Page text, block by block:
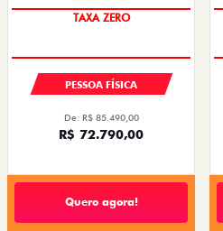
PREÇO IMPERDÍVEL
PESSOA FÍSICA
De: R$ 85.490,00
R$ 72.790,00
Quero agora!